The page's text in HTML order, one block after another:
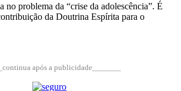
no problema da “crise da adolescência”. É
da Doutrina Espírita para o
após a publicidade_______